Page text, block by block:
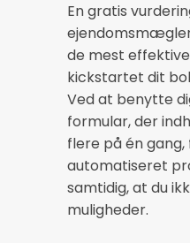
En gratis
de mest
kickstartet dit
Ved at benytte
formular, der
flere på én gang,
automatiseret
samtidig, at du
muligheder.